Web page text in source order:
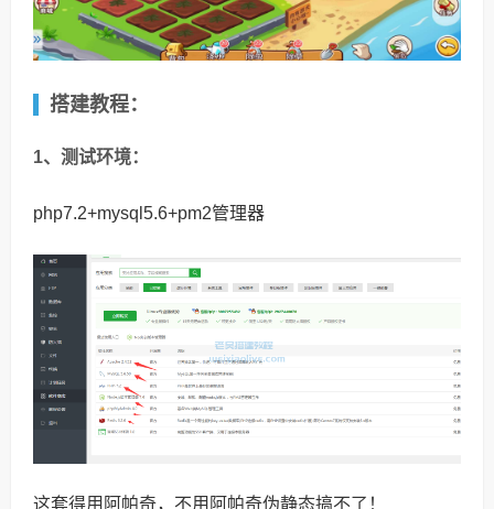
搭建教程：
1、测试环境：
php7.2+mysql5.6+pm2管理器
这套得用阿帕奇，不用阿帕奇伪静态搞不了！